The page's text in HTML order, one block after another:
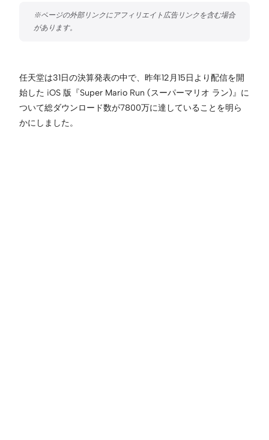
任天堂は31日の決算発表の中で、昨年12月15日より配信を開
始した iOS 版『Super Mario Run (スーパーマリオ ラン)』に
ついて総ダウンロード数が7800万に達していることを明ら
かにしました。